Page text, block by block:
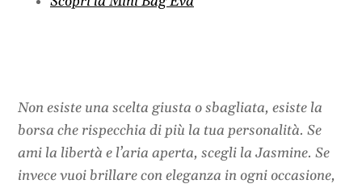
Non esiste una scelta giusta o sbagliata, esiste la
borsa che rispecchia di più la tua personalità. Se
ami la libertà e l’aria aperta, scegli la Jasmine. Se
invece vuoi brillare con eleganza in ogni occasione,